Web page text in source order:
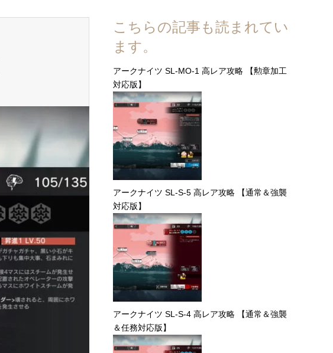
こちらの記事も読まれてい
ます。
アークナイツ SL-MO-1 高レア攻略 【勲章加工
対応版】
アークナイツ SL-S-5 高レア攻略 【通常＆強襲
対応版】
アークナイツ SL-S-4 高レア攻略 【通常＆強襲
＆任務対応版】